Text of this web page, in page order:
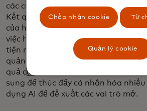
các cuộc phỏng vấn với các nhà
Kết quả là, các ứng viên hiện thấy
của họ được lên lịch nhanh hơn gần
việc họ có thể hoàn thành quá trình
tiện nhất cho họ. Nâng cao kinh
quản lý tuyển dụng và ứng viên tiếp
quả của chúng tôi. Chúng tôi đang
sung để thúc đẩy cá nhân hóa
dụng AI để đề xuất các vai trò mở.
Chấp nhận cookie Từ
Quản lý cookie